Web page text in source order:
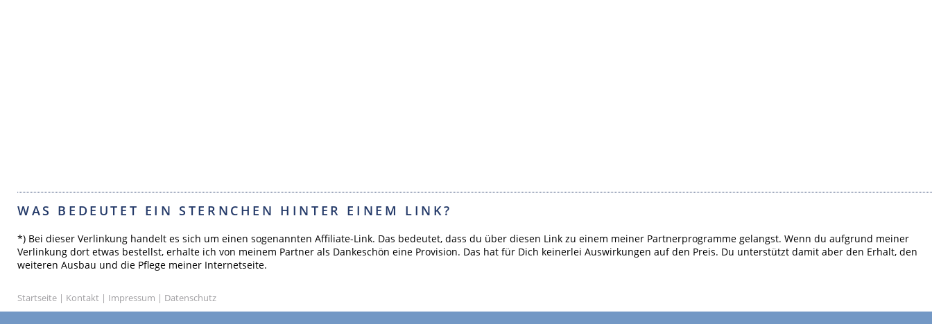
WAS BEDEUTET EIN STERNCHEN HINTER EINEM LINK?
*) Bei dieser Verlinkung handelt es sich um einen sogenannten Affiliate-Link. Das bedeutet, dass du über diesen Link zu einem meiner Partnerprogramme gelangst. Wenn du aufgrund meiner
Verlinkung dort etwas bestellst, erhalte ich von meinem Partner als Dankeschön eine Provision. Das hat für Dich keinerlei Auswirkungen auf den Preis. Du unterstützt damit aber den Erhalt, den
weiteren Ausbau und die Pflege meiner Internetseite.
Startseite | Kontakt | Impressum | Datenschutz